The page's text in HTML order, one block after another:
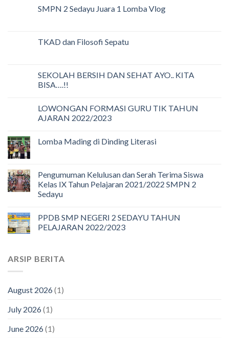
SMPN 2 Sedayu Juara 1 Lomba Vlog
TKAD dan Filosofi Sepatu
SEKOLAH BERSIH DAN SEHAT AYO.. KITA
BISA….!!
LOWONGAN FORMASI GURU TIK TAHUN
AJARAN 2022/2023
Lomba Mading di Dinding Literasi
Pengumuman Kelulusan dan Serah Terima Siswa
Kelas IX Tahun Pelajaran 2021/2022 SMPN 2
Sedayu
PPDB SMP NEGERI 2 SEDAYU TAHUN
PELAJARAN 2022/2023
ARSIP BERITA
August 2026(1)
July 2026(1)
June 2026(1)